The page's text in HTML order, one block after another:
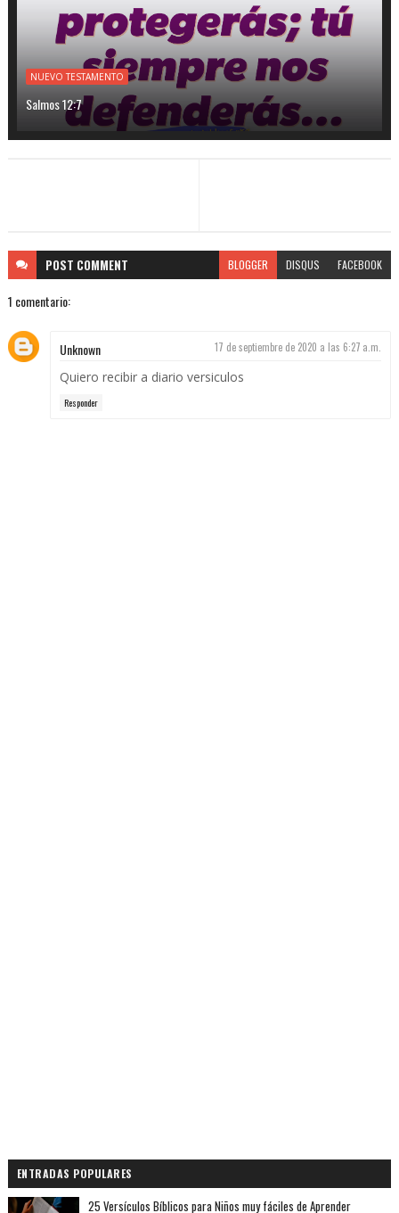
NUEVO TESTAMENTO
Salmos 12:7
POST COMMENT BLOGGER DISQUS FACEBOOK
1 comentario:
Unknown 17 de septiembre de 2020 a las 6:27 a.m.
Quiero recibir a diario versiculos
Responder
ENTRADAS POPULARES
25 Versículos Bíblicos para Niños muy fáciles de Aprender